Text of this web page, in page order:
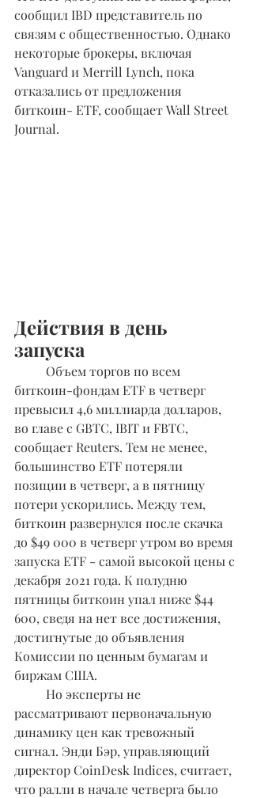
сообщил IBD представитель по
связям с общественностью. Однако
некоторые брокеры, включая
Vanguard и Merrill Lynch, пока
отказались от предложения
биткоин- ETF, сообщает Wall Street
Journal.
Действия в день
запуска
биткоин-фондам ETF в четверг
превысил 4,6 миллиарда долларов,
во главе с GBTC, IBIT и FBTC,
сообщает Reuters. Тем не менее,
большинство ETF потеряли
позиции в четверг, а в пятницу
потери ускорились. Между тем,
биткоин развернулся после скачка
до $49 000 в четверг утром во время
запуска ETF - самой высокой цены с
декабря 2021 года. К полудню
пятницы биткоин упал ниже $44
600, сведя на нет все достижения,
достигнутые до объявления
Комиссии по ценным бумагам и
биржам США.
рассматривают первоначальную
динамику цен как тревожный
сигнал. Энди Бэр, управляющий
директор CoinDesk Indices, считает,
что ралли в начале четверга было